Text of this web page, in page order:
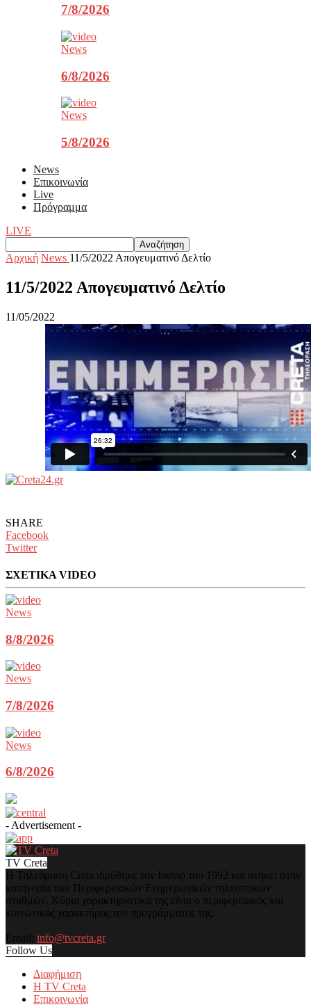
7/8/2026
News
6/8/2026
News
5/8/2026
News
Επικοινωνία
Live
Πρόγραμμα
LIVE
Αρχική News 11/5/2022 Aπογευματινό Δελτίο
11/5/2022 Aπογευματινό Δελτίο
11/05/2022
SHARE
Facebook
Twitter
ΣΧΕΤΙΚΑ VIDEO
News
8/8/2026
News
7/8/2026
News
6/8/2026
- Advertisement -
TV Creta
Η Τηλεόραση Creta ιδρύθηκε τον Ιούνιο του 1992 και ανήκει στην
κατηγορία των Περιφερειακών Ενημερωτικών τηλεοπτικών
σταθμών. Κύρια χαρακτηριστικά της είναι ο περιφερειακός και
κοινωνικός χαρακτήρας του προγράμματος της.
Email: info@tvcreta.gr
Follow Us
Διαφήμιση
Η TV Creta
Επικοινωνία